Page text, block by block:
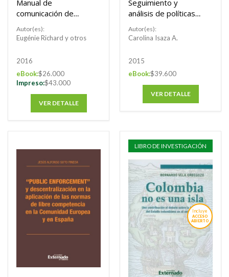
Manual de
comunicación de
gobierno:
estrategias para
políticas públicas
Autor(es):
Eugénie Richard y otros
2016
eBook:$26.000
Impreso:$43.000
VER DETALLE
Seguimiento y
análisis de políticas
públicas en
Colombia: Anuario
Autor(es):
Carolina Isaza A.
2015
eBook:$39.600
VER DETALLE
LIBRO DE INVESTIGACIÓN
Incluye
ACCESO
ABIERTO